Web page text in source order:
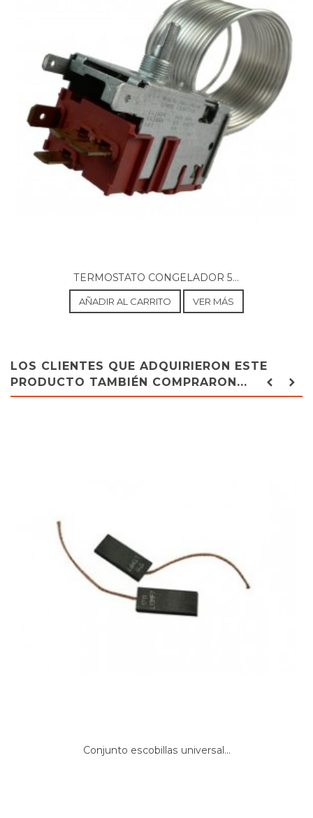
TERMOSTATO CONGELADOR 5...
AÑADIR AL CARRITO VER MÁS
LOS CLIENTES QUE ADQUIRIERON ESTE
PRODUCTO TAMBIÉN COMPRARON...
Conjunto escobillas universal...